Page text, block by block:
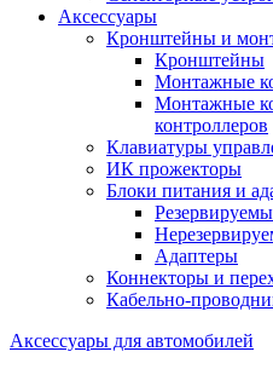
Аксессуары
Кронштейны и
Кронштейны
Монтажные
Монтажные
контроллеров
Клавиатуры
ИК прожекторы
Блоки питания и
Адаптеры
Коннекторы и
Кабельно-
Аксессуары для автомобилей